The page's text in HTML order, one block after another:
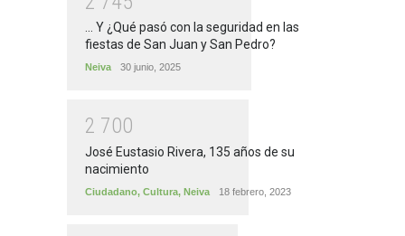
... Y ¿Qué pasó con la seguridad en las
fiestas de San Juan y San Pedro?
Neiva 30 junio, 2025
2 700
José Eustasio Rivera, 135 años de su
nacimiento
Ciudadano, Cultura, Neiva 18 febrero, 2023